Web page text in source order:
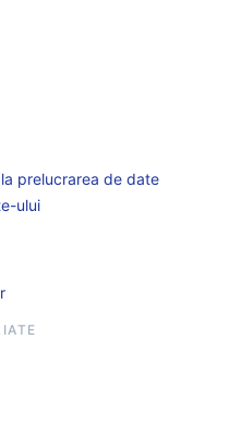
prelucrarea de date
ului